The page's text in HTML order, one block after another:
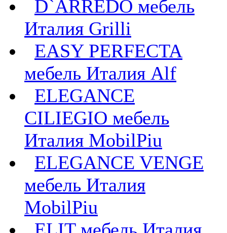
D`ARREDO мебель
Италия Grilli
EASY PERFECTA
мебель Италия Alf
ELEGANCE
CILIEGIO мебель
Италия MobilPiu
ELEGANCE VENGE
мебель Италия
MobilPiu